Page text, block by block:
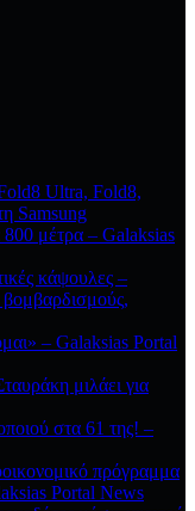
Ultra, Fold8,
Samsung
μέτρα – Galaksias
κάψουλες –
βομβαρδισμούς,
– Galaksias Portal
μιλάει για
στα 61 της! –
πρόγραμμα
Portal News